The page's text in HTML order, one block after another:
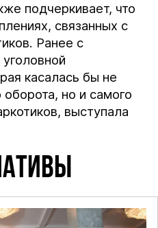
подчеркивает, что
связанных с
Ранее с
касалась бы не
но и самого
выступала